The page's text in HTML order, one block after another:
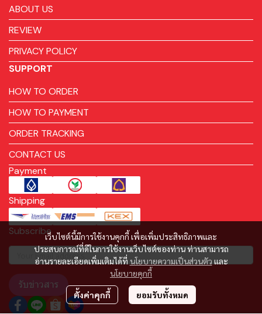
เว็บไซต์นี้มีการใช้งานคุกกี้ เพื่อเพิ่มประสิทธิภาพและ
ประสบการณ์ที่ดีในการใช้งานเว็บไซต์ของท่าน ท่านสามารถ
อ่านรายละเอียดเพิ่มเติมได้ที่ นโยบายความเป็นส่วนตัว และ
นโยบายคุกกี้
ตั้งค่าคุกกี้ ยอมรับทั้งหมด
ABOUT US
REVIEW
PRIVACY POLICY
SUPPORT
HOW TO ORDER
HOW TO PAYMENT
ORDER TRACKING
CONTACT US
Payment
Shipping
Subscribe
รับข่าวสาร